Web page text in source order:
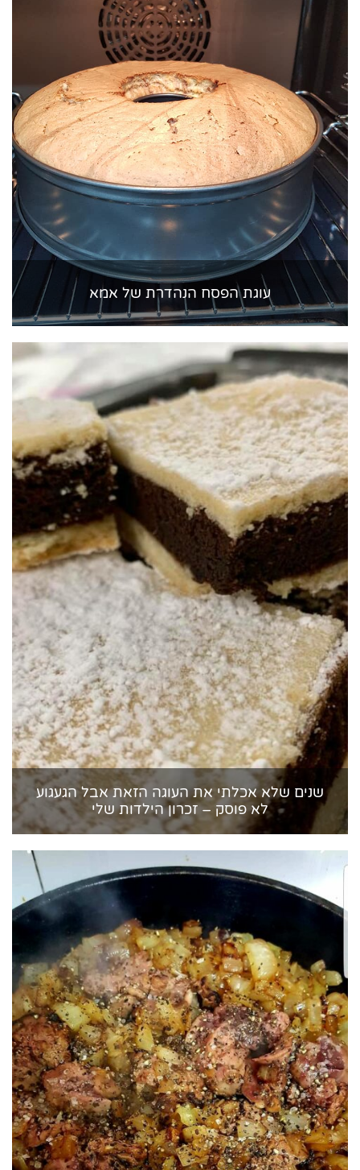
עוגת הפסח הנהדרת של אמא
שנים שלא אכלתי את העוגה הזאת אבל הגעגוע
לא פוסק – זכרון הילדות שלי